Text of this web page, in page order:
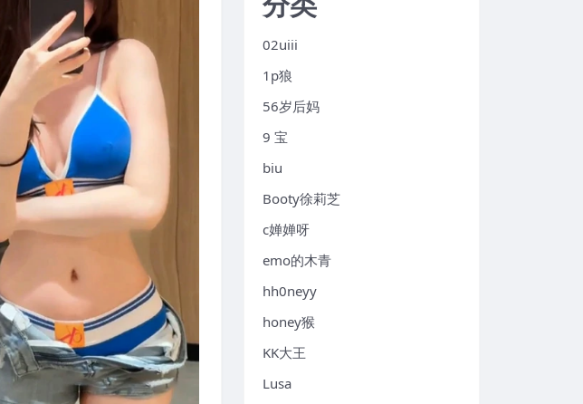
02uiii
1p狼
56岁后妈
9 宝
biu
Booty徐莉芝
c婵婵呀
emo的木青
hh0neyy
honey猴
KK大王
Lusa